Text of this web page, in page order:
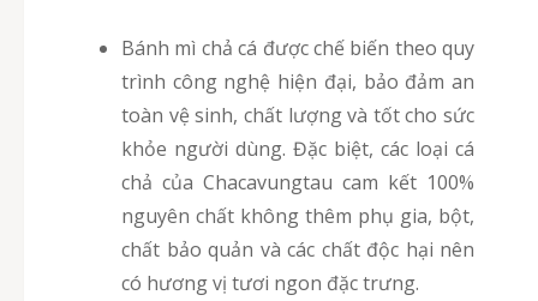
Bánh mì chả cá được chế biến theo quy
trình công nghệ hiện đại, bảo đảm an
toàn vệ sinh, chất lượng và tốt cho sức
khỏe người dùng. Đặc biệt, các loại cá
chả của Chacavungtau cam kết 100%
nguyên chất không thêm phụ gia, bột,
chất bảo quản và các chất độc hại nên
có hương vị tươi ngon đặc trưng.